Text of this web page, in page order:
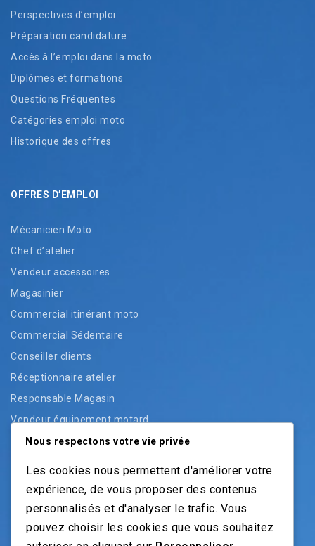
Perspectives d’emploi
Préparation candidature
Accès à l’emploi dans la moto
Diplômes et formations
Questions Fréquentes
Catégories emploi moto
Historique des offres
OFFRES D’EMPLOI
Mécanicien Moto
Chef d’atelier
Vendeur accessoires
Magasinier
Commercial itinérant moto
Commercial Sédentaire
Conseiller clients
Réceptionnaire atelier
Responsable Magasin
Vendeur équipement motard
Vendeur pièces
Vendeur véhicules occasion
NOS GUIDES
Nous respectons votre vie privée
Les cookies nous permettent d'améliorer votre
expérience, de vous proposer des contenus
personnalisés et d'analyser le trafic. Vous
pouvez choisir les cookies que vous souhaitez